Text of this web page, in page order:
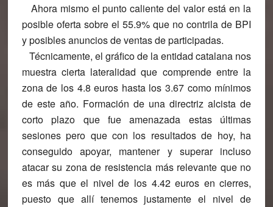
Ahora mismo el punto caliente del valor está en la
posible oferta sobre el 55.9% que no contrila de BPI
y posibles anuncios de ventas de participadas.
Técnicamente, el gráfico de la entidad catalana nos
muestra cierta lateralidad que comprende entre la
zona de los 4.8 euros hasta los 3.67 como mínimos
de este año. Formación de una directriz alcista de
corto plazo que fue amenazada estas últimas
sesiones pero que con los resultados de hoy, ha
conseguido apoyar, mantener y superar incluso
atacar su zona de resistencia más relevante que no
es más que el nivel de los 4.42 euros en cierres,
puesto que allí tenemos justamente el nivel de